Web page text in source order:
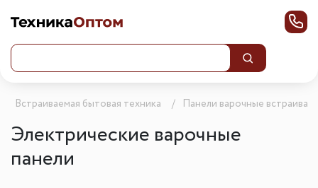
Встраиваемая бытовая техника Панели варочные
Электрические варочные
панели